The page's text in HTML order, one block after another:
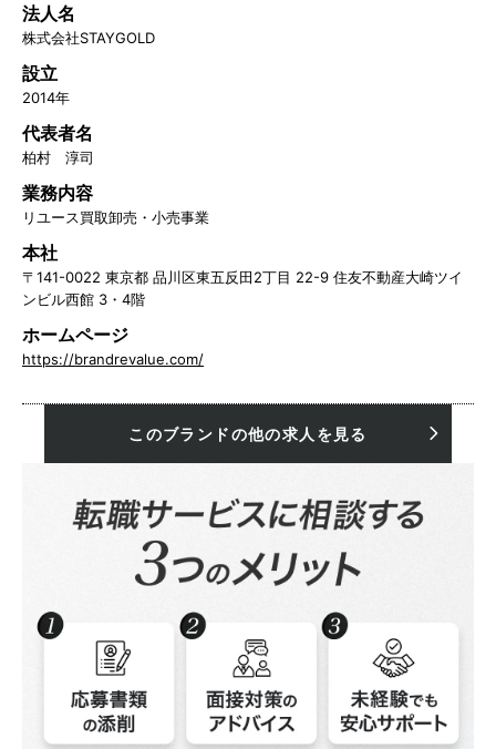
法人名
株式会社STAYGOLD
設立
2014年
代表者名
柏村 淳司
業務内容
リユース買取卸売・小売事業
本社
〒141-0022 東京都 品川区東五反田2丁目 22-9 住友不動産大崎ツイ
ンビル西館 3・4階
ホームページ
https://brandrevalue.com/
このブランドの他の求人を見る